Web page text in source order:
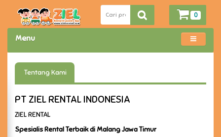
0
Menu
Tentang Kami
PT ZIEL RENTAL INDONESIA
ZIEL RENTAL
Spesialis Rental Terbaik di Malang Jawa Timur